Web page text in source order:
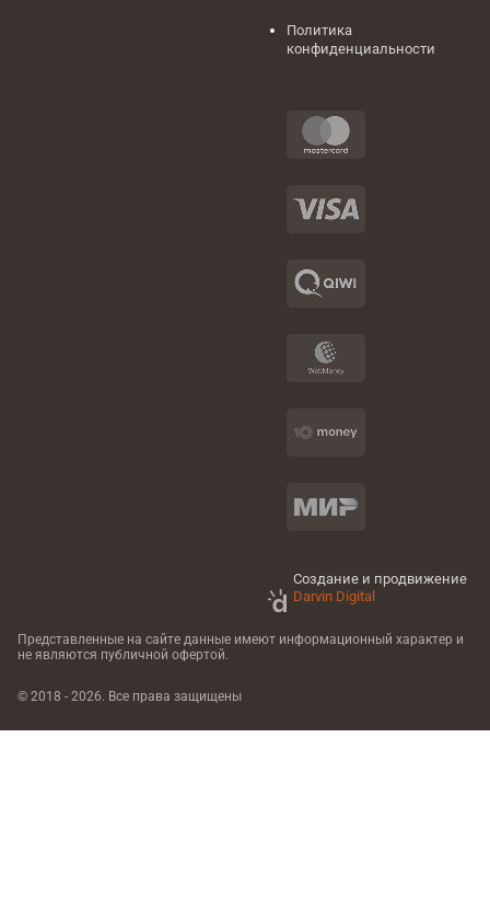
Политика
конфиденциальности
Создание и продвижение
Darvin Digital
Представленные на сайте данные имеют информационный характер и
не являются публичной офертой.
© 2018 - 2026. Все права защищены